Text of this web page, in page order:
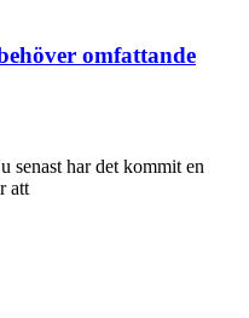
omfattande
senast har det kommit en
att